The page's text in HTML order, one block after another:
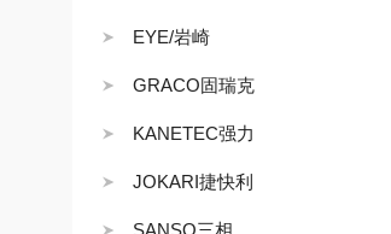
EYE/岩崎
GRACO固瑞克
KANETEC强力
JOKARI捷快利
SANSO三相